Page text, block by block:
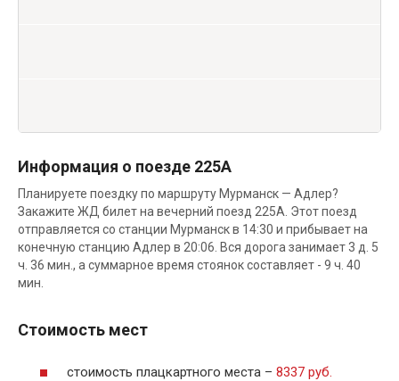
Информация о поезде 225А
Планируете поездку по маршруту Мурманск — Адлер?
Закажите ЖД билет на вечерний поезд 225А. Этот поезд
отправляется со станции Мурманск в 14:30 и прибывает на
конечную станцию Адлер в 20:06. Вся дорога занимает 3 д. 5
ч. 36 мин., а суммарное время стоянок составляет - 9 ч. 40
мин.
Стоимость мест
стоимость плацкартного места – 8337 руб.